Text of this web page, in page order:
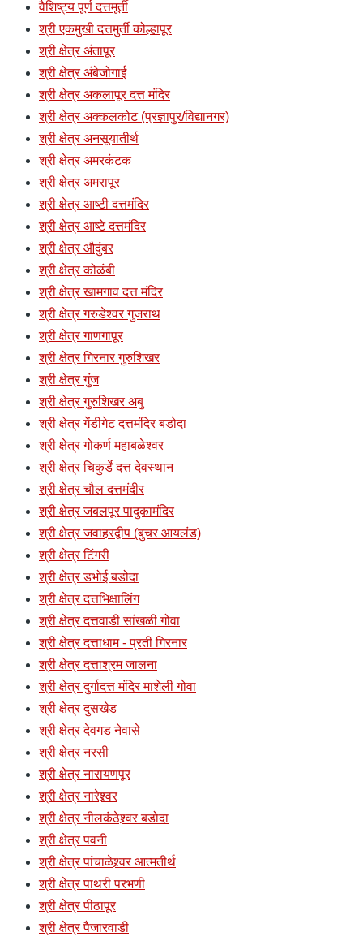
वैशिष्ट्य पूर्ण दत्तमूर्ती
श्री एकमुखी दत्तमुर्ती कोल्हापूर
श्री क्षेत्र अंतापूर
श्री क्षेत्र अंबेजोगाई
श्री क्षेत्र अकलापूर दत्त मंदिर
श्री क्षेत्र अक्कलकोट (प्रज्ञापुर/विद्यानगर)
श्री क्षेत्र अनसूयातीर्थ
श्री क्षेत्र अमरकंटक
श्री क्षेत्र अमरापूर
श्री क्षेत्र आष्टी दत्तमंदिर
श्री क्षेत्र आष्टे दत्तमंदिर
श्री क्षेत्र औदुंबर
श्री क्षेत्र कोळंबी
श्री क्षेत्र खामगाव दत्त मंदिर
श्री क्षेत्र गरुडेश्वर गुजराथ
श्री क्षेत्र गाणगापूर
श्री क्षेत्र गिरनार गुरुशिखर
श्री क्षेत्र गुंज
श्री क्षेत्र गुरुशिखर अबु
श्री क्षेत्र गेंडीगेट दत्तमंदिर बडोदा
श्री क्षेत्र गोकर्ण महाबळेश्वर
श्री क्षेत्र चिकुर्डे दत्त देवस्थान
श्री क्षेत्र चौल दत्तमंदीर
श्री क्षेत्र जबलपूर पादुकामंदिर
श्री क्षेत्र जवाहरद्वीप (बुचर आयलंड)
श्री क्षेत्र टिंगरी
श्री क्षेत्र डभोई बडोदा
श्री क्षेत्र दत्तभिक्षालिंग
श्री क्षेत्र दत्तवाडी सांखळी गोवा
श्री क्षेत्र दत्ताधाम - प्रती गिरनार
श्री क्षेत्र दत्ताश्रम जालना
श्री क्षेत्र दुर्गादत्त मंदिर माशेली गोवा
श्री क्षेत्र दुसखेड
श्री क्षेत्र देवगड नेवासे
श्री क्षेत्र नरसी
श्री क्षेत्र नारायणपूर
श्री क्षेत्र नारेश्र्वर
श्री क्षेत्र नीलकंठेश्र्वर बडोदा
श्री क्षेत्र पवनी
श्री क्षेत्र पांचाळेश्र्वर आत्मतीर्थ
श्री क्षेत्र पाथरी परभणी
श्री क्षेत्र पीठापूर
श्री क्षेत्र पैजारवाडी